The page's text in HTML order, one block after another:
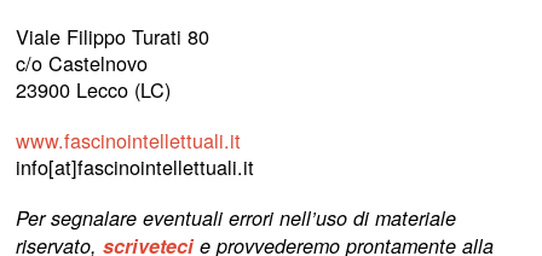
Viale Filippo Turati 80
c/o Castelnovo
23900 Lecco (LC)
www.fascinointellettuali.it
info[at]fascinointellettuali.it
Per segnalare eventuali errori nell’uso di materiale
riservato,scriveteci e provvederemo prontamente alla